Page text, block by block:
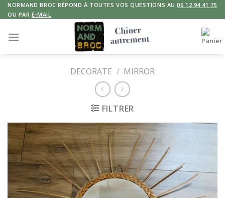
Skip
to
NORMAND BROC RÉPOND À TOUTES VOS QUESTIONS AU06 12 94 41 75
OU PAR E-MAIL
DECORATE / MIRROR
FILTRER